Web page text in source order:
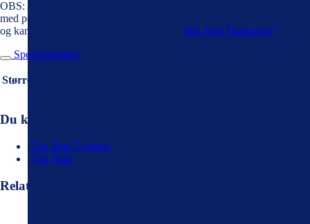
OBS: Alternativt kan der efter 8-10 timer ved 20°C tørretid poleres
med polermaskine med grøn polerpad. Overfladen støvsuges grundigt
og kan efterfølgende sæbebehandles med Trip Trap Natursæbe
Specifikationer
Størrelse [Volumen]
Du kunne også være interesseret i...
Trip Trap Trærens
Trip Trap
Relaterede varer